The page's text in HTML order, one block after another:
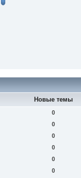
Новые темы
0
0
0
0
0
0